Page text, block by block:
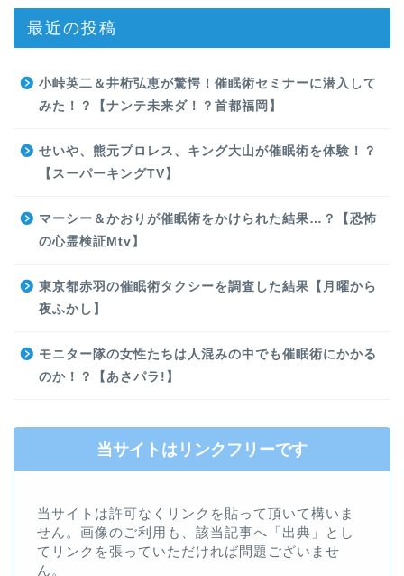
最近の投稿
小峠英二＆井桁弘恵が驚愕！催眠術セミナーに潜入して
みた！？【ナンテ未来ダ！？首都福岡】
せいや、熊元プロレス、キング大山が催眠術を体験！？
【スーパーキングTV】
マーシー＆かおりが催眠術をかけられた結果…？【恐怖
の心霊検証Mtv】
東京都赤羽の催眠術タクシーを調査した結果【月曜から
夜ふかし】
モニター隊の女性たちは人混みの中でも催眠術にかかる
のか！？【あさパラ!】
当サイトはリンクフリーです
当サイトは許可なくリンクを貼って頂いて構いま
せん。画像のご利用も、該当記事へ「出典」とし
てリンクを張っていただければ問題ございませ
ん。